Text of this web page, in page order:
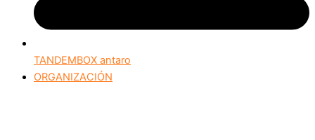
TANDEMBOX antaro
ORGANIZACIÓN